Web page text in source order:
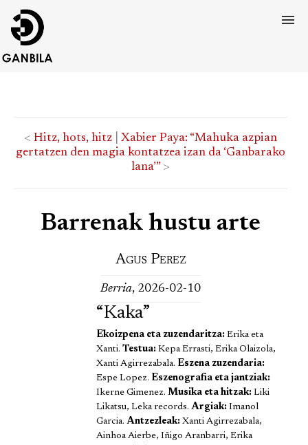
< Hitz, hots, hitz
Xabier Paya: “Mahuka azpian
gertatzen den magia kontatzea izan da ‘Ganbarako
lana’”>
Barrenak hustu arte
Agus Perez
Berria, 2026-02-10
“Kaka”
Ekoizpena eta zuzendaritza: Erika eta
Xanti. Testua: Kepa Errasti, Erika Olaizola,
Xanti Agirrezabala. Eszena zuzendaria:
Espe Lopez. Eszenografia eta jantziak:
Ikerne Gimenez. Musika eta hitzak: Liki
Likatsu, Leka records. Argiak: Imanol
Garcia. Antzezleak: Xanti Agirrezabala,
Ainhoa Aierbe, Iñigo Aranbarri, Erika